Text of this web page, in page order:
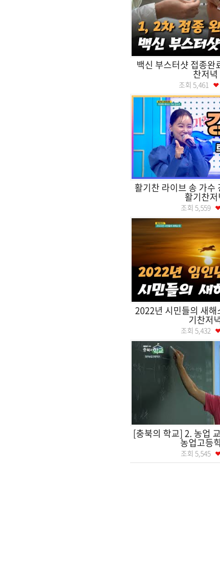
백신 부스터샷 접종완
찬저녁
조회 5,461
활기찬 라이브 송 가수
활기찬
조회 5,559
2022년 시민들의 새
기찬저
조회 5,432
[충북의 학교] 2. 농업
농업고등
조회 5,545